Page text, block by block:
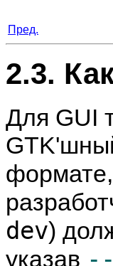
Пред.
2.3.
Для GUI
dev)
указав